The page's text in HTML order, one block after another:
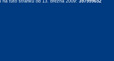
na tuto stránku od 13. března 2009: 397999652